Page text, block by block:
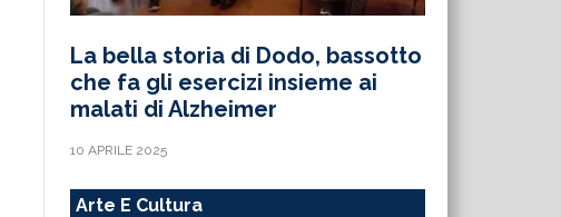
La bella storia di Dodo, bassotto
che fa gli esercizi insieme ai
malati di Alzheimer
10 APRILE 2025
Arte E Cultura